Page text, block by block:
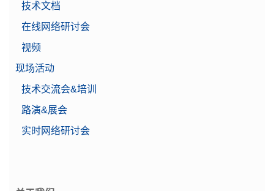
技术文档
在线网络研讨会
视频
现场活动
技术交流会&培训
路演&展会
实时网络研讨会